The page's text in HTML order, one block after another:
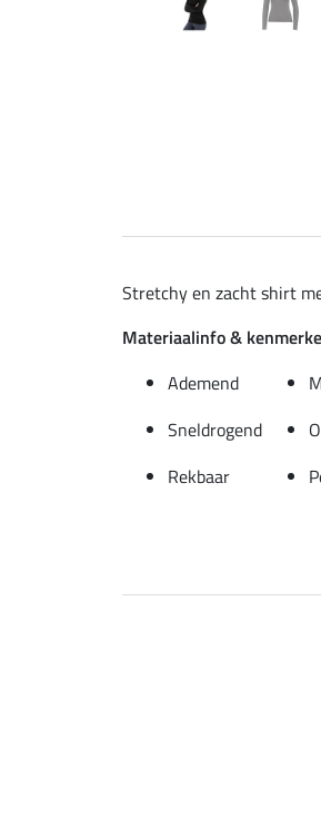
Stretchy en zacht shirt
Materiaalinfo &
Ademend
Sneldrogend
Rekbaar